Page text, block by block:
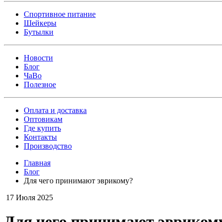
Спортивное питание
Шейкеры
Бутылки
Новости
Блог
ЧаВо
Полезное
Оплата и доставка
Оптовикам
Где купить
Контакты
Производство
Главная
Блог
Для чего принимают эврикому?
17 Июля 2025